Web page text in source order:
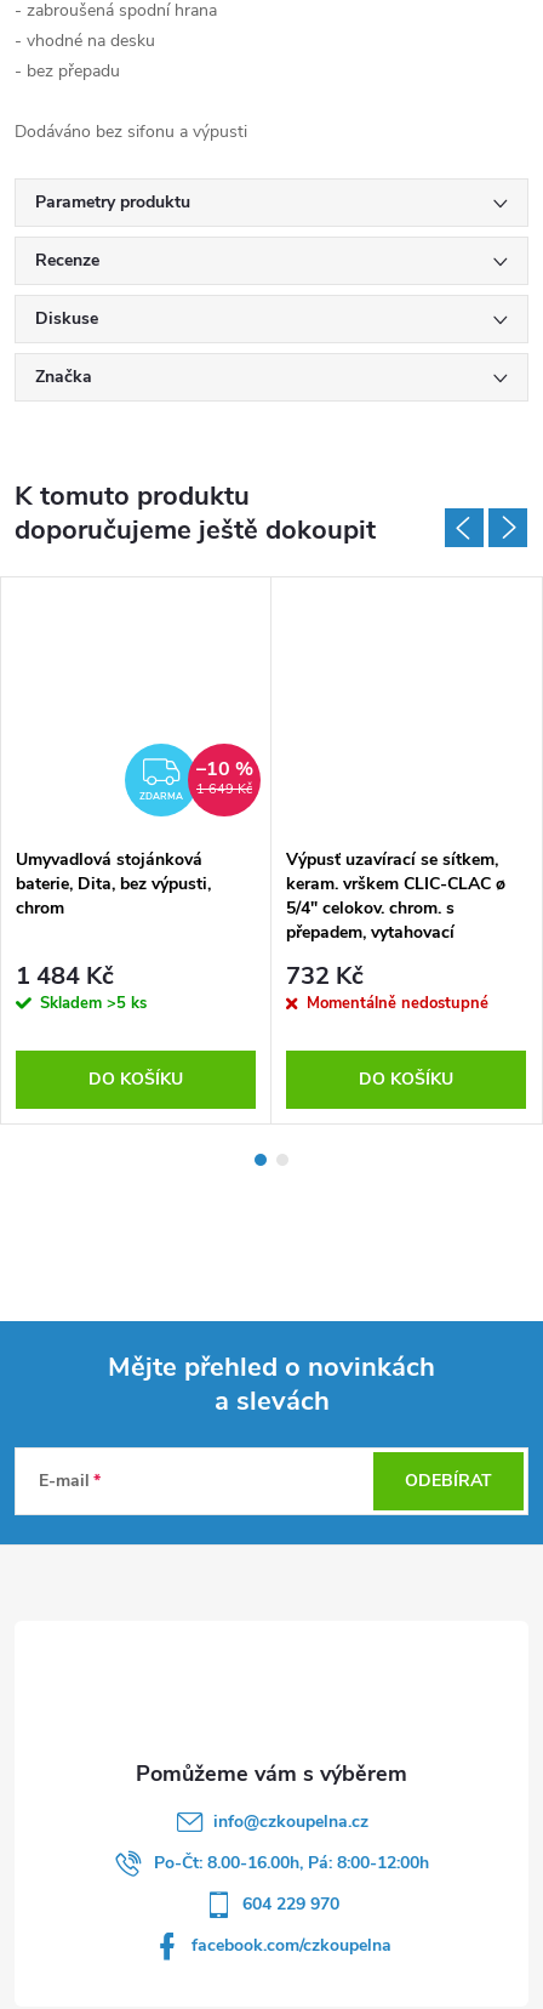
- zabroušená spodní hrana
- vhodné na desku
- bez přepadu
Dodáváno bez sifonu a výpusti
Parametry produktu
Recenze
Diskuse
Značka
K tomuto produktu
doporučujeme ještě dokoupit
ZDARMA
ZDARMA 1 649 Kč
–10 %
Umyvadlová stojánková
baterie, Dita, bez výpusti,
chrom
1 484 Kč
Skladem >5 ks
DO KOŠÍKU
Výpusť uzavírací se sítkem,
keram. vrškem CLIC-CLAC ø
5/4" celokov. chrom. s
přepadem, vytahovací
732 Kč
Momentálně nedostupné
DO KOŠÍKU
p
Mějte přehled o novinkách
a slevách
E-mail ODEBÍRAT
info@czkoupelna.cz
Po-Čt: 8.00-16.00h, Pá: 8:00-12:00h
604 229 970
facebook.com/czkoupelna